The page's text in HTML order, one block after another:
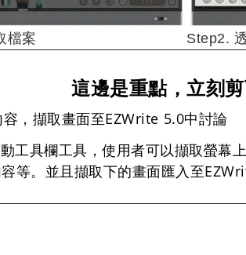
檔案 Step2.
這邊是重點，立刻
，擷取畫面至EZWrite 5.0中討論
工具欄工具，使用者可以擷取螢幕
等。並且擷取下的畫面匯入至